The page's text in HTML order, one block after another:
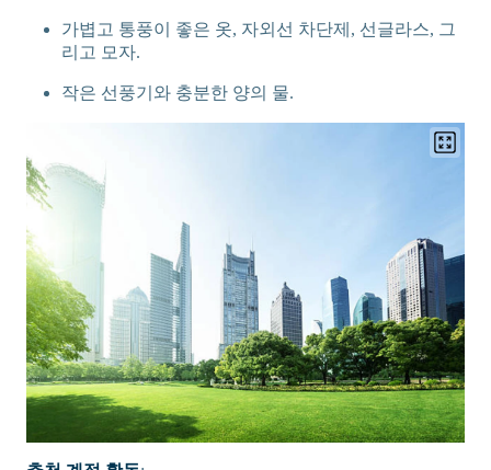
가볍고 통풍이 좋은 옷, 자외선 차단제, 선글라스, 그
리고 모자.
작은 선풍기와 충분한 양의 물.